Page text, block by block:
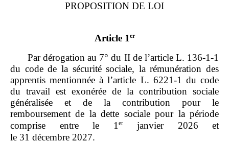
PROPOSITION DE LOI
Article 1er
Par dérogation au 7° du II de l’article L. 136‑1‑1
du code de la sécurité sociale, la rémunération des
apprentis mentionnée à l’article L. 6221‑1 du code
du travail est exonérée de la contribution sociale
généralisée et de la contribution pour le
remboursement de la dette sociale pour la période
comprise entre le 1erjanvier 2026 et
le 31 décembre 2027.